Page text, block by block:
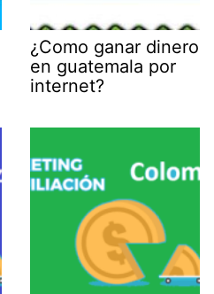
¿Como ganar dinero
en guatemala por
internet?